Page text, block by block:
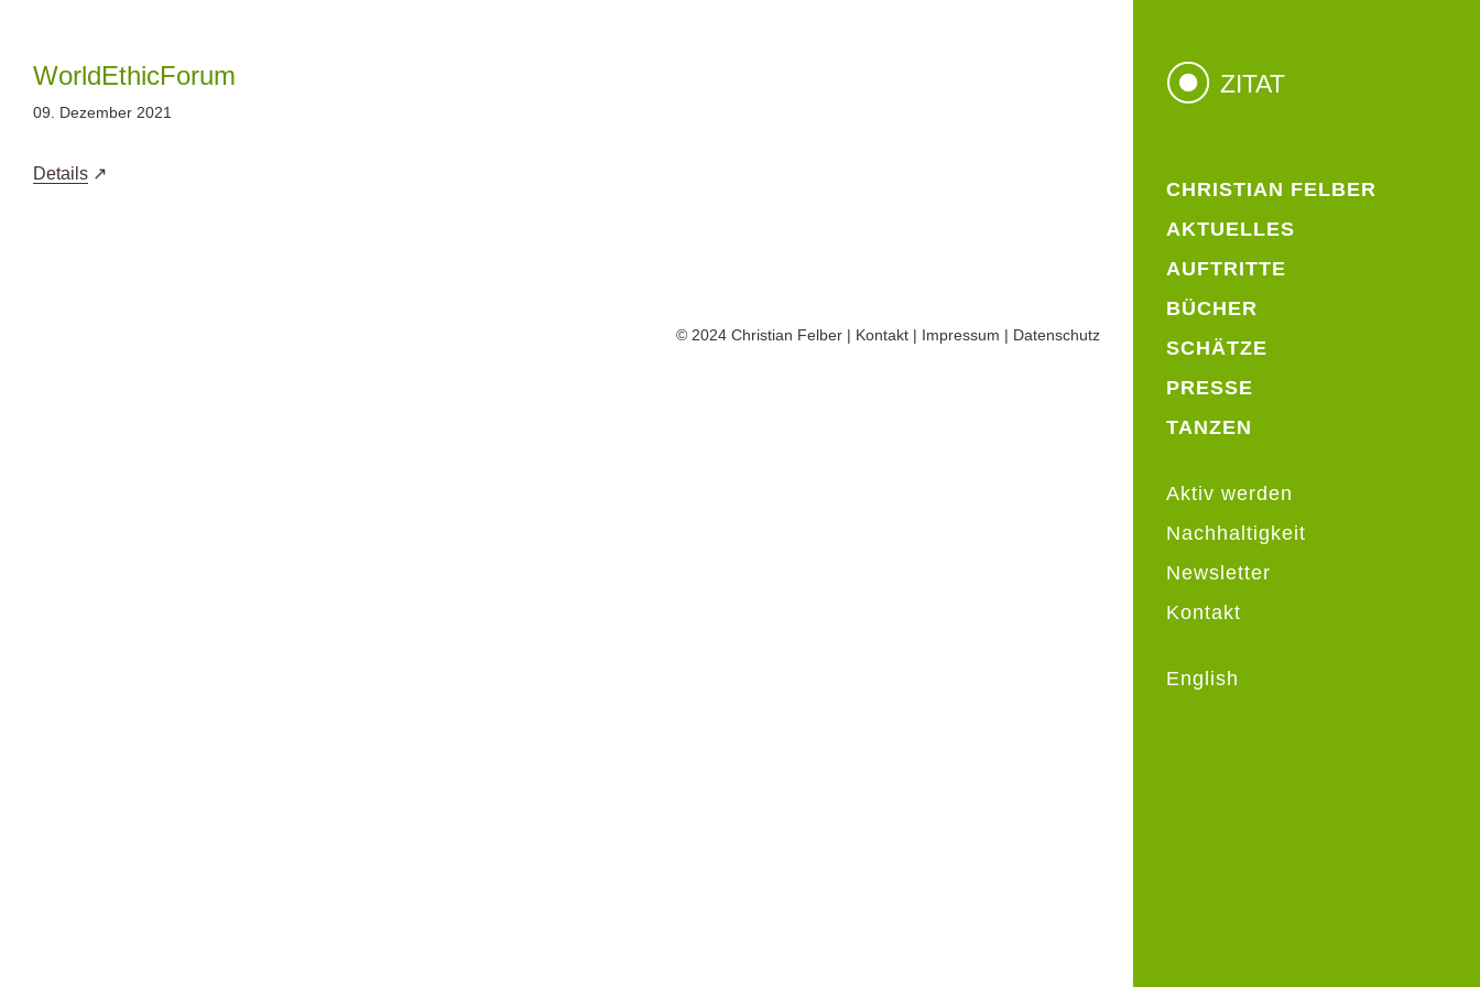
springen
CHRISTIAN FELBER
AKTUELLES
AUFTRITTE
BÜCHER
SCHÄTZE
PRESSE
TANZEN
Aktiv werden
Nachhaltigkeit
Newsletter
Kontakt
English
ZITAT
WorldEthicForum
09. Dezember 2021
Details
© 2024 Christian Felber | Kontakt | Impressum | Datenschutz